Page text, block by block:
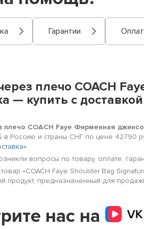
Гарантии
плечо COACH
— купить с
плечо COACH Faye Фирменная
в Россию и страны СНГ по цене 42790
.
вопросы по товару, оплате,
«COACH Faye Shoulder Bag
продукт, предназначенный для
нас на